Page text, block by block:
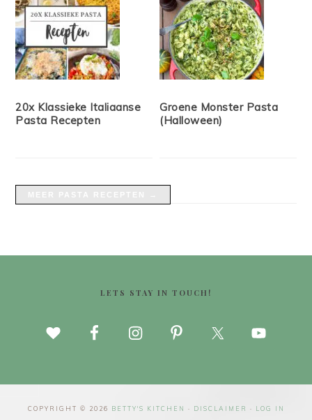
20x Klassieke Italiaanse
Pasta Recepten
Groene Monster Pasta
(Halloween)
LETS STAY IN TOUCH!
COPYRIGHT © 2026 BETTY'S KITCHEN · DISCLAIMER · LOG IN